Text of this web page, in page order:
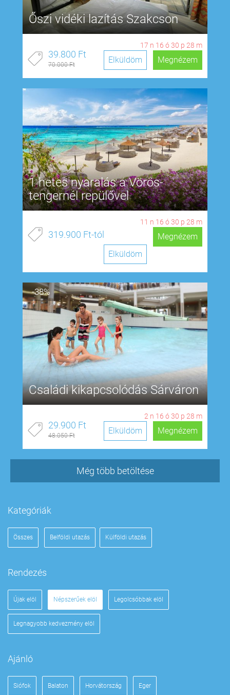
Őszi vidéki lazítás Szakcson
17 n 16 ó30 p 27 m
39.800 Ft
70.000 Ft Megnézem
Elküldöm
1 hetes nyaralás a Vörös-
tengernél repülővel
11 n 16 ó30 p 27 m
319.900 Ft-tól
Megnézem
Elküldöm
-38%
Családi kikapcsolódás Sárváron
2 n 16 ó30 p 27 m
29.900 Ft
48.050 Ft Megnézem
Elküldöm
Még több betöltése
Kategóriák
Összes Belföldi utazás Külföldi utazás
Rendezés
Újak elöl Népszerűek elöl Legolcsóbbak elöl
Legnagyobb kedvezmény elöl
Ajánló
Siófok Balaton Horvátország Eger